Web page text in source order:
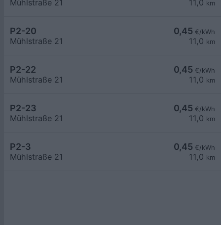
11,0 km
Mühlstraße 21
0,45 €/kWh
11,0 km
P2-20
Mühlstraße 21
0,45 €/kWh
11,0 km
P2-22
Mühlstraße 21
0,45 €/kWh
11,0 km
P2-23
Mühlstraße 21
0,45 €/kWh
11,0 km
P2-3
Mühlstraße 21